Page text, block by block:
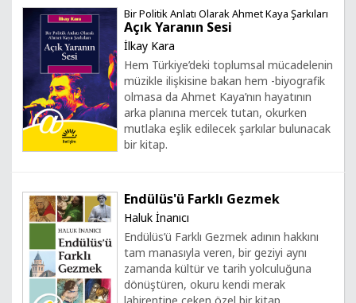
Bir Politik Anlatı Olarak Ahmet Kaya Şarkıları
Açık Yaranın Sesi
İlkay Kara
Hem Türkiye’deki toplumsal mücadelenin
müzikle ilişkisine bakan hem -biyografik
olmasa da Ahmet Kaya’nın hayatının
arka planına mercek tutan, okurken
mutlaka eşlik edilecek şarkılar bulunacak
bir kitap.
Endülüs'ü Farklı Gezmek
Haluk İnanıcı
Endülüs’ü Farklı Gezmek adının hakkını
tam manasıyla veren, bir geziyi aynı
zamanda kültür ve tarih yolculuğuna
dönüştüren, okuru kendi merak